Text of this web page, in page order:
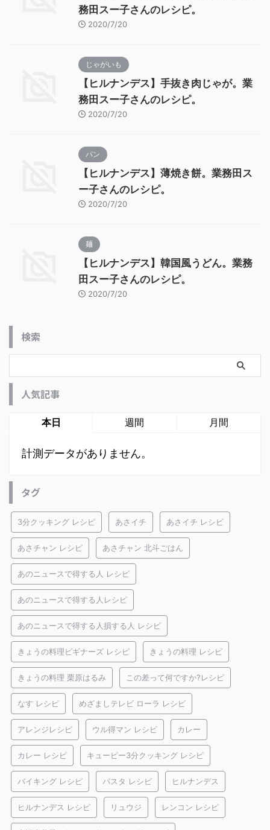
務田スー子さんのレシピ。
2020/7/20
じゃがいも
【ヒルナンデス】手抜き肉じゃが。業
務田スー子さんのレシピ。
2020/7/20
パン
【ヒルナンデス】薄焼き餅。業務田ス
ー子さんのレシピ。
2020/7/20
麺
【ヒルナンデス】韓国風うどん。業務
田スー子さんのレシピ。
2020/7/20
検索
人気記事
本日 週間 月間
計測データがありません。
タグ
3分クッキング レシピ あさイチ あさイチ レシピ
あさチャン レシピ あさチャン 北斗ごはん
あのニュースで得する人 レシピ
あのニュースで得する人レシピ
あのニュースで得する人損する人 レシピ
きょうの料理ビギナーズ レシピ きょうの料理 レシピ
きょうの料理 栗原はるみ この差って何ですか?レシピ
なす レシピ めざましテレビ ローラ レシピ
アレンジレシピ ウル得マン レシピ カレー
カレー レシピ キューピー3分クッキング レシピ
バイキング レシピ パスタ レシピ ヒルナンデス
ヒルナンデス レシピ リュウジ レンコン レシピ